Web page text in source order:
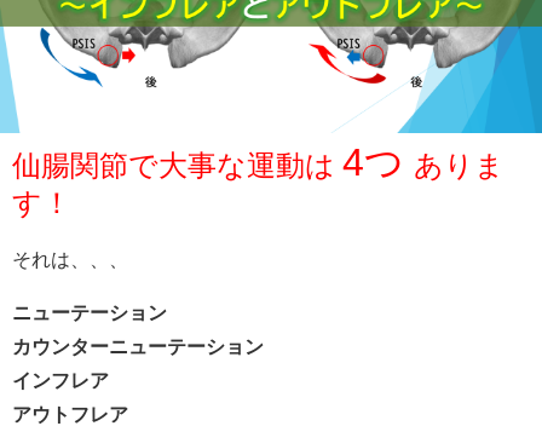
仙腸関節で大事な運動は 4つ ありま
す！
それは、、、
ニューテーション
カウンターニューテーション
インフレア
アウトフレア